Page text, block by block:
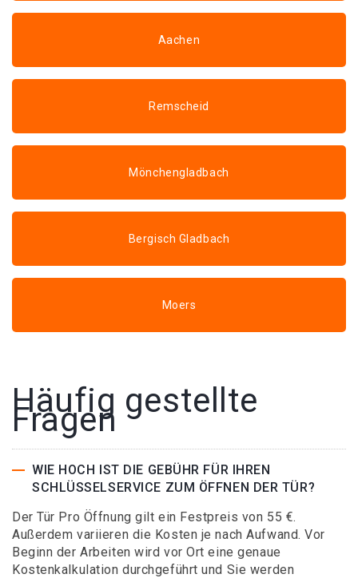
Aachen
Remscheid
Mönchengladbach
Bergisch Gladbach
Moers
Häufig gestellte
Fragen
WIE HOCH IST DIE GEBÜHR FÜR IHREN
SCHLÜSSELSERVICE ZUM ÖFFNEN DER TÜR?
Der Tür Pro Öffnung gilt ein Festpreis von 55 €.
Außerdem variieren die Kosten je nach Aufwand. Vor
Beginn der Arbeiten wird vor Ort eine genaue
Kostenkalkulation durchgeführt und Sie werden